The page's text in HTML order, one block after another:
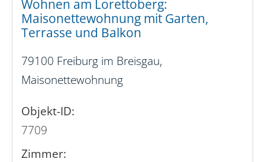
Wohnen am Lorettoberg:
Maisonettewohnung mit Garten,
Terrasse und Balkon
79100 Freiburg im Breisgau,
Maisonettewohnung
Objekt-ID:
7709
Zimmer: